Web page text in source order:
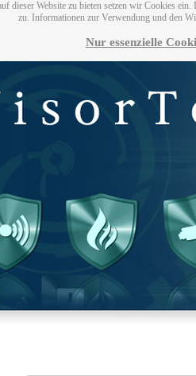
dieser Website zu bieten setzen wir Cookies
zu. Informationen zur Verwendung und den
Nur essenzielle